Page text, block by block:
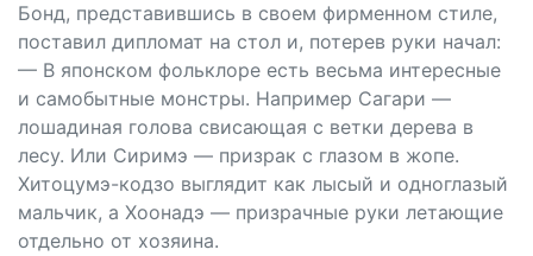
Бонд, представившись в своем фирменном стиле,
поставил дипломат на стол и, потерев руки начал:
— В японском фольклоре есть весьма интересные
и самобытные монстры. Например Сагари —
лошадиная голова свисающая с ветки дерева в
лесу. Или Сиримэ — призрак с глазом в жопе.
Хитоцумэ-кодзо выглядит как лысый и одноглазый
мальчик, а Хоонадэ — призрачные руки летающие
отдельно от хозяина.